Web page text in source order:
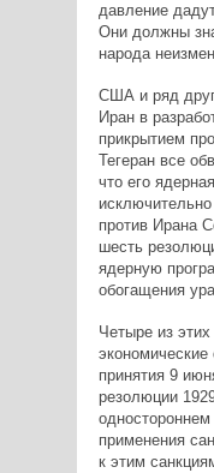
давление
Они должны
народа
США и ряд
Иран в
прикрытием
Тегеран все
что его
против Ирана
шесть
ядерную
обогащения
Четыре из
принятия 9
резолюции
применения
к этим